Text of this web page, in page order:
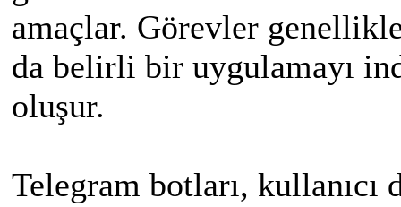
amaçlar. Görevler
da belirli bir uygulamayı
oluşur.
Telegram botları,